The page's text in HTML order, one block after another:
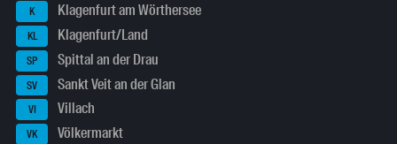
K Klagenfurt am Wörthersee
KL Klagenfurt/Land
SP Spittal an der Drau
SV Sankt Veit an der Glan
VI Villach
VK Völkermarkt